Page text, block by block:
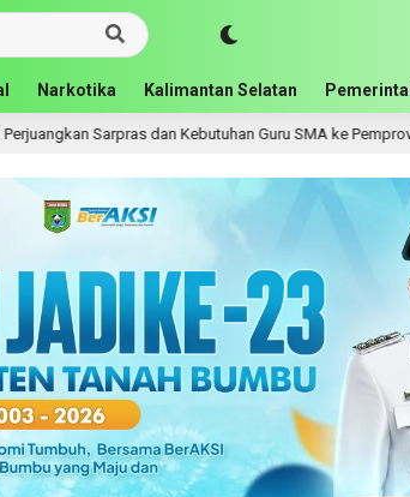
Narkotika Kalimantan Selatan
Sarpras dan Kebutuhan Guru SMA ke Pemprov Kalsel